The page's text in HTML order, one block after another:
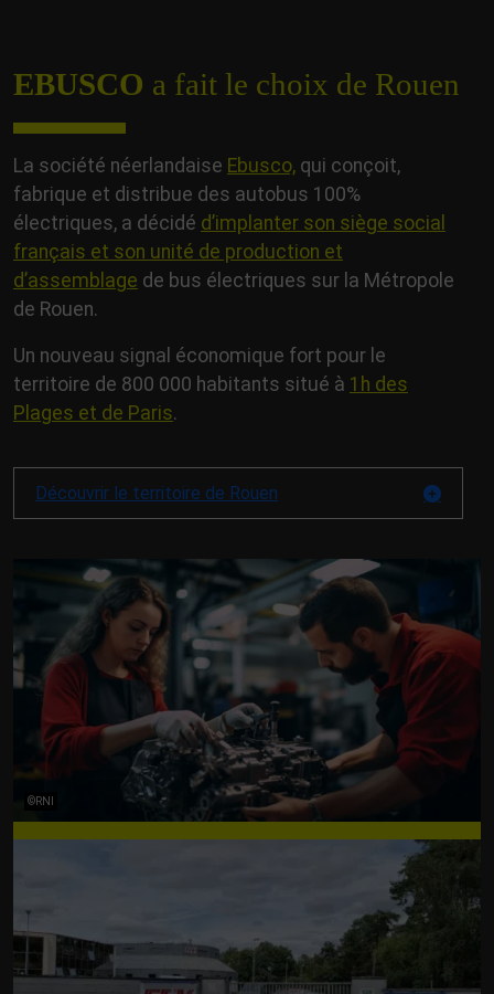
EBUSCO a fait le choix de Rouen
La société néerlandaise Ebusco, qui conçoit,
fabrique et distribue des autobus 100%
électriques, a décidé d’implanter son siège social
français et son unité de production et
d’assemblage de bus électriques sur la Métropole
de Rouen.
Un nouveau signal économique fort pour le
territoire de 800 000 habitants situé à 1h des
Plages et de Paris.
Découvrir le territoire de Rouen
©RNI